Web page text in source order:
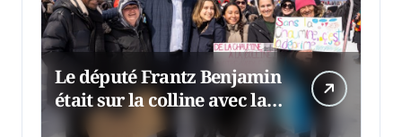
Le député Frantz Benjamin
était sur la colline avec la
chaumine